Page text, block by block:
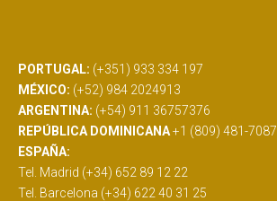
PORTUGAL: (+351) 933 334 197
MÉXICO: (+52) 984 2024913
ARGENTINA: (+54) 911 36757376
REPÚBLICA DOMINICANA+1 (809) 481-7087
ESPAÑA:
Tel. Madrid (+34) 652 89 12 22
Tel. Barcelona (+34) 622 40 31 25